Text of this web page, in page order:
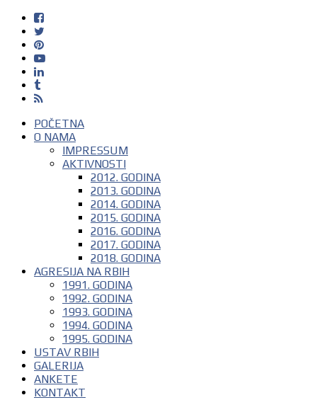
POČETNA
O NAMA
IMPRESSUM
AKTIVNOSTI
2012. GODINA
2013. GODINA
2014. GODINA
2015. GODINA
2016. GODINA
2017. GODINA
2018. GODINA
AGRESIJA NA RBIH
1991. GODINA
1992. GODINA
1993. GODINA
1994. GODINA
1995. GODINA
USTAV RBIH
GALERIJA
ANKETE
KONTAKT